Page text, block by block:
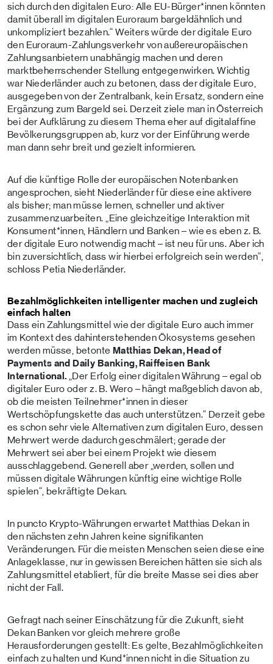
sich durch den digitalen Euro: Alle EU-Bürger*innen könnten
damit überall im digitalen Euroraum bargeldähnlich und
unkompliziert bezahlen.“ Weiters würde der digitale Euro
den Euroraum-Zahlungsverkehr von außereuropäischen
Zahlungsanbietern unabhängig machen und deren
marktbeherrschender Stellung entgegenwirken. Wichtig
war Niederländer auch zu betonen, dass der digitale Euro,
ausgegeben von der Zentralbank, kein Ersatz, sondern eine
Ergänzung zum Bargeld sei. Derzeit ziele man in Österreich
bei der Aufklärung zu diesem Thema eher auf digitalaffine
Bevölkerungsgruppen ab, kurz vor der Einführung werde
man dann sehr breit und gezielt informieren.
Auf die künftige Rolle der europäischen Notenbanken
angesprochen, sieht Niederländer für diese eine aktivere
als bisher; man müsse lernen, schneller und aktiver
zusammenzuarbeiten. „Eine gleichzeitige Interaktion mit
Konsument*innen, Händlern und Banken – wie es eben z. B.
der digitale Euro notwendig macht – ist neu für uns. Aber ich
bin zuversichtlich, dass wir hierbei erfolgreich sein werden“,
schloss Petia Niederländer.
Bezahlmöglichkeiten intelligenter machen und zugleich
einfach halten
Dass ein Zahlungsmittel wie der digitale Euro auch immer
im Kontext des dahinterstehenden Ökosystems gesehen
werden müsse, betonte Matthias Dekan, Head of
Payments and Daily Banking, Raiffeisen Bank
International. „Der Erfolg einer digitalen Währung – egal ob
digitaler Euro oder z. B. Wero – hängt maßgeblich davon ab,
ob die meisten Teilnehmer*innen in dieser
Wertschöpfungskette das auch unterstützen.“ Derzeit gebe
es schon sehr viele Alternativen zum digitalen Euro, dessen
Mehrwert werde dadurch geschmälert; gerade der
Mehrwert sei aber bei einem Projekt wie diesem
ausschlaggebend. Generell aber „werden, sollen und
müssen digitale Währungen künftig eine wichtige Rolle
spielen“, bekräftigte Dekan.
In puncto Krypto-Währungen erwartet Matthias Dekan in
den nächsten zehn Jahren keine signifikanten
Veränderungen. Für die meisten Menschen seien diese eine
Anlageklasse, nur in gewissen Bereichen hätten sie sich als
Zahlungsmittel etabliert, für die breite Masse sei dies aber
nicht der Fall.
Gefragt nach seiner Einschätzung für die Zukunft, sieht
Dekan Banken vor gleich mehrere große
Herausforderungen gestellt: Es gelte, Bezahlmöglichkeiten
einfach zu halten und Kund*innen nicht in die Situation zu